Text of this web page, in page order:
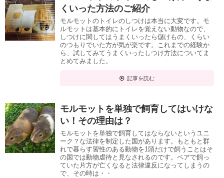
くいった方法のご紹介
モルモットのトイレのしつけは本当に大変です。モ
ルモットは基本的にトイレを覚えない動物なので、
しつけに関してはうまくいったら儲けもの、くらい
のつもりでいた方が気が楽です。これまでの経験か
ら、試してみてうまくいったしつけ方法についてま
とめてみました。
記事を読む
モルモットを単独で飼育してはいけな
い！その理由は？
モルモットを単独で飼育してはならないというユニ
ーク？な法律を制定した国があります。もともと群
れで暮らす習性のある動物を1頭だけで飼うことはそ
の国では動物虐待と見なされるのです。ペアで飼っ
ていた片方が亡くなると法律違反になってしまうの
で、その時は・・